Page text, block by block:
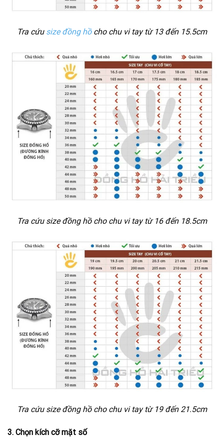
Tra cứu size đồng hồcho chu vi tay từ 13 đến 15.5cm
Tra cứu size đồng hồ cho chu vi tay từ 16 đến 18.5cm
Tra cứu size đồng hồ cho chu vi tay từ 19 đến 21.5cm
3. Chọn kích cỡ mặt số